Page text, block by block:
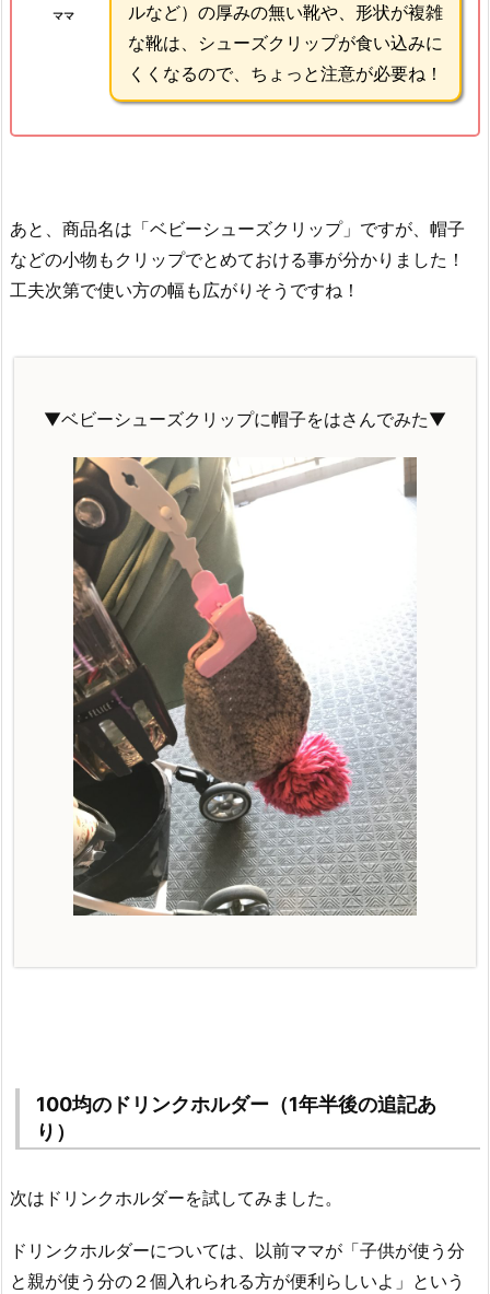
ママ
ルなど）の厚みの無い靴や、形状が複雑
な靴は、シューズクリップが食い込みに
くくなるので、ちょっと注意が必要ね！
あと、商品名は「ベビーシューズクリップ」ですが、帽子
などの小物もクリップでとめておける事が分かりました！
工夫次第で使い方の幅も広がりそうですね！
▼ベビーシューズクリップに帽子をはさんでみた▼
100均のドリンクホルダー（1年半後の追記あ
り）
次はドリンクホルダーを試してみました。
ドリンクホルダーについては、以前ママが「子供が使う分
と親が使う分の２個入れられる方が便利らしいよ」という